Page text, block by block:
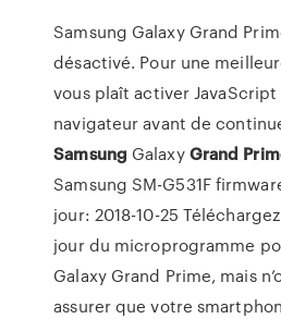
Samsung Galaxy Grand
désactivé. Pour une
vous plaît activer JavaScript
navigateur avant de
Samsung GalaxyGrand
Samsung SM-G531F
jour: 2018-10-25
jour du microprogramme
Galaxy Grand Prime, mais
assurer que votre